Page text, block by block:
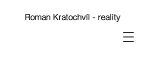
Roman Kratochvíl - reality